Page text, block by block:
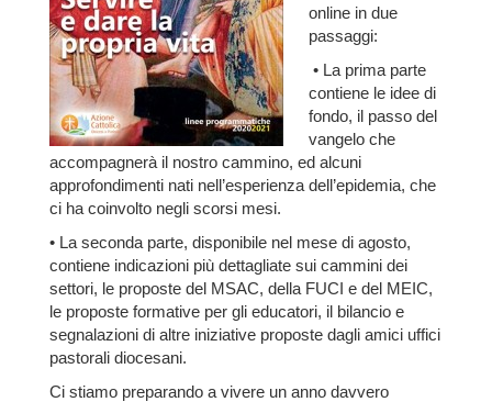
online in due
passaggi:
• La prima parte
contiene le idee di
fondo, il passo del
vangelo che
accompagnerà il nostro cammino, ed alcuni
approfondimenti nati nell’esperienza dell’epidemia, che
ci ha coinvolto negli scorsi mesi.
• La seconda parte, disponibile nel mese di agosto,
contiene indicazioni più dettagliate sui cammini dei
settori, le proposte del MSAC, della FUCI e del MEIC,
le proposte formative per gli educatori, il bilancio e
segnalazioni di altre iniziative proposte dagli amici uffici
pastorali diocesani.
Ci stiamo preparando a vivere un anno davvero